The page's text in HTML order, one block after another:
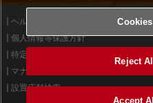
ヘルプ
個人情報等保護方針
特定商取引法に基づく表示
マナー＆ルール
設置店舗検索
Reject
Accept